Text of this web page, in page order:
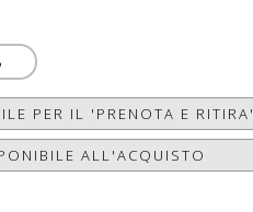
PER IL 'PRENOTA E RITIRA'
ALL'ACQUISTO